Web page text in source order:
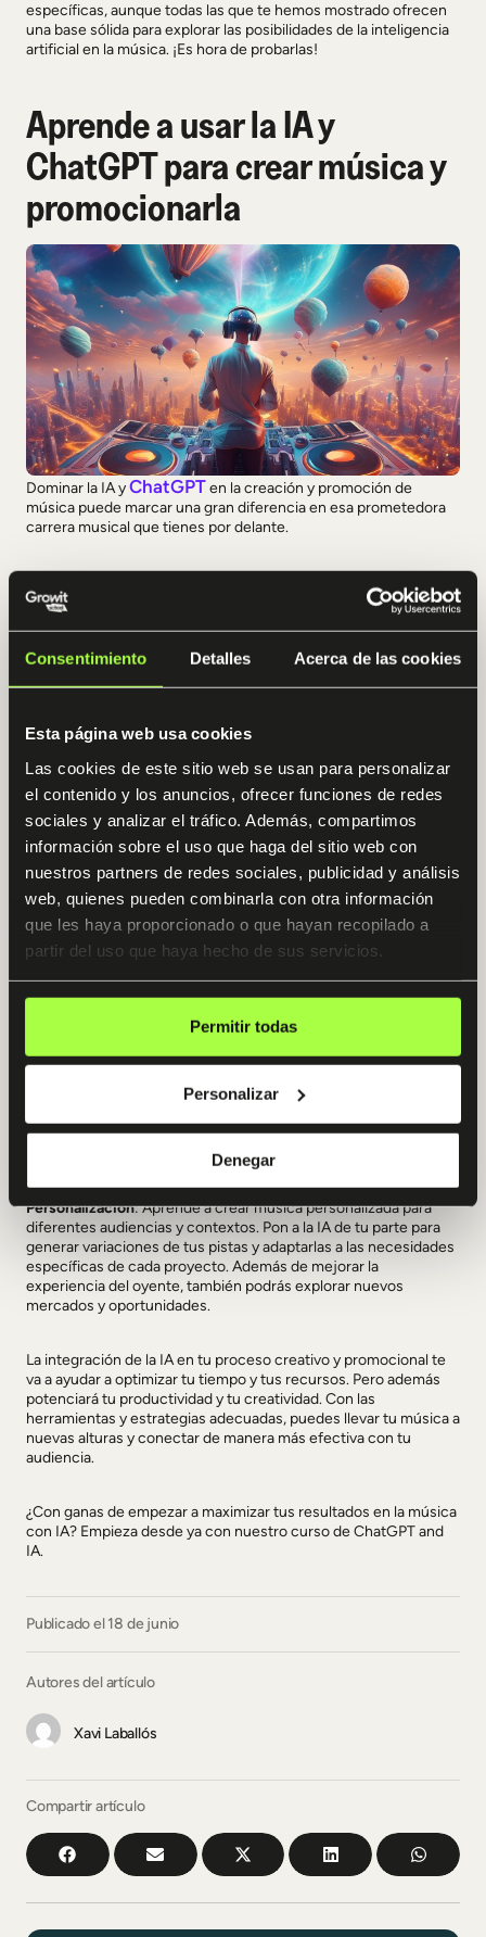
Consentimiento Detalles Acerca de las cookies
Esta página web usa cookies
Las cookies de este sitio web se usan para personalizar
el contenido y los anuncios, ofrecer funciones de redes
sociales y analizar el tráfico. Además, compartimos
información sobre el uso que haga del sitio web con
nuestros partners de redes sociales, publicidad y análisis
web, quienes pueden combinarla con otra información
que les haya proporcionado o que hayan recopilado a
partir del uso que haya hecho de sus servicios.
Permitir todas
Personalizar
Denegar
Publicado el 18 de junio
Autores del artículo
Xavi Laballós
Compartir artículo
específicas, aunque todas las que te hemos mostrado ofrecen
una base sólida para explorar las posibilidades de la inteligencia
artificial en la música. ¡Es hora de probarlas!
Aprende a usar la IA y
ChatGPT para crear música y
promocionarla
Dominar la IA yChatGPTen la creación y promoción de
música puede marcar una gran diferencia en esa prometedora
carrera musical que tienes por delante.
logres tu objetivo:
Formación continua
: Inscríbete en cursos especializados
día con las últimas tendencias y técnicas en el uso de IA para la
Experimentación
: No tengas miedo de experimentar con
diferentes herramientas y técnicas. Métete de lleno en ellas
para explorar nuevas formas de componer y producir música. La
experimentación es clave para descubrir nuevas posibilidades y
desarrollar tu propio estilo.
Colaboración
: La IA puede convertirse en una gran aliada para
colaborar con otros músicos y productores. De hecho, algunas
plataformas facilitan la creación de música en equipo,
permitiendo que varios usuarios trabajen juntos en tiempo real.
Optimización de la promoción: Utiliza la IA también para analizar
marketing. Las herramientas de análisis basadas en IA pueden
está siendo recibida y qué ajustes puedes hacer para mejorar su
Personalización: Aprende a crear música personalizada para
diferentes audiencias y contextos. Pon a la IA de tu parte para
generar variaciones de tus pistas y adaptarlas a las necesidades
específicas de cada proyecto. Además de mejorar la
experiencia del oyente, también podrás explorar nuevos
mercados y oportunidades.
La integración de la IA en tu proceso creativo y promocional te
va a ayudar a optimizar tu tiempo y tus recursos. Pero además
potenciará tu productividad y tu creatividad. Con las
herramientas y estrategias adecuadas, puedes llevar tu música a
nuevas alturas y conectar de manera más efectiva con tu
audiencia.
¿Con ganas de empezar a maximizar tus resultados en la música
con IA? Empieza desde ya con nuestro curso de ChatGPT and
IA.